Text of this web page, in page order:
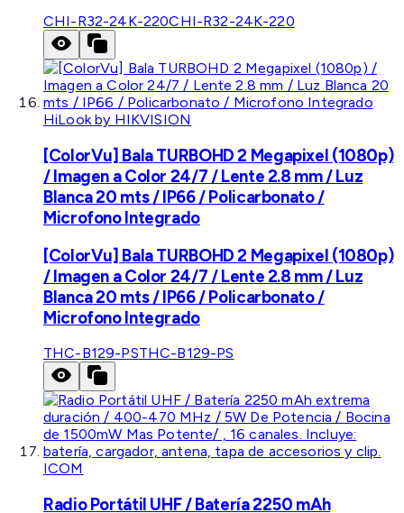
CHI-R32-24K-220CHI-R32-24K-220
HiLook by HIKVISION
[ColorVu] Bala TURBOHD 2 Megapixel (1080p)
/ Imagen a Color 24/7 / Lente 2.8 mm / Luz
Blanca 20 mts / IP66 / Policarbonato /
Microfono Integrado
[ColorVu] Bala TURBOHD 2 Megapixel (1080p)
/ Imagen a Color 24/7 / Lente 2.8 mm / Luz
Blanca 20 mts / IP66 / Policarbonato /
Microfono Integrado
THC-B129-PSTHC-B129-PS
ICOM
Radio Portátil UHF / Batería 2250 mAh